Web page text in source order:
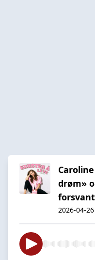
drøm»
forsvant
2026-04-26